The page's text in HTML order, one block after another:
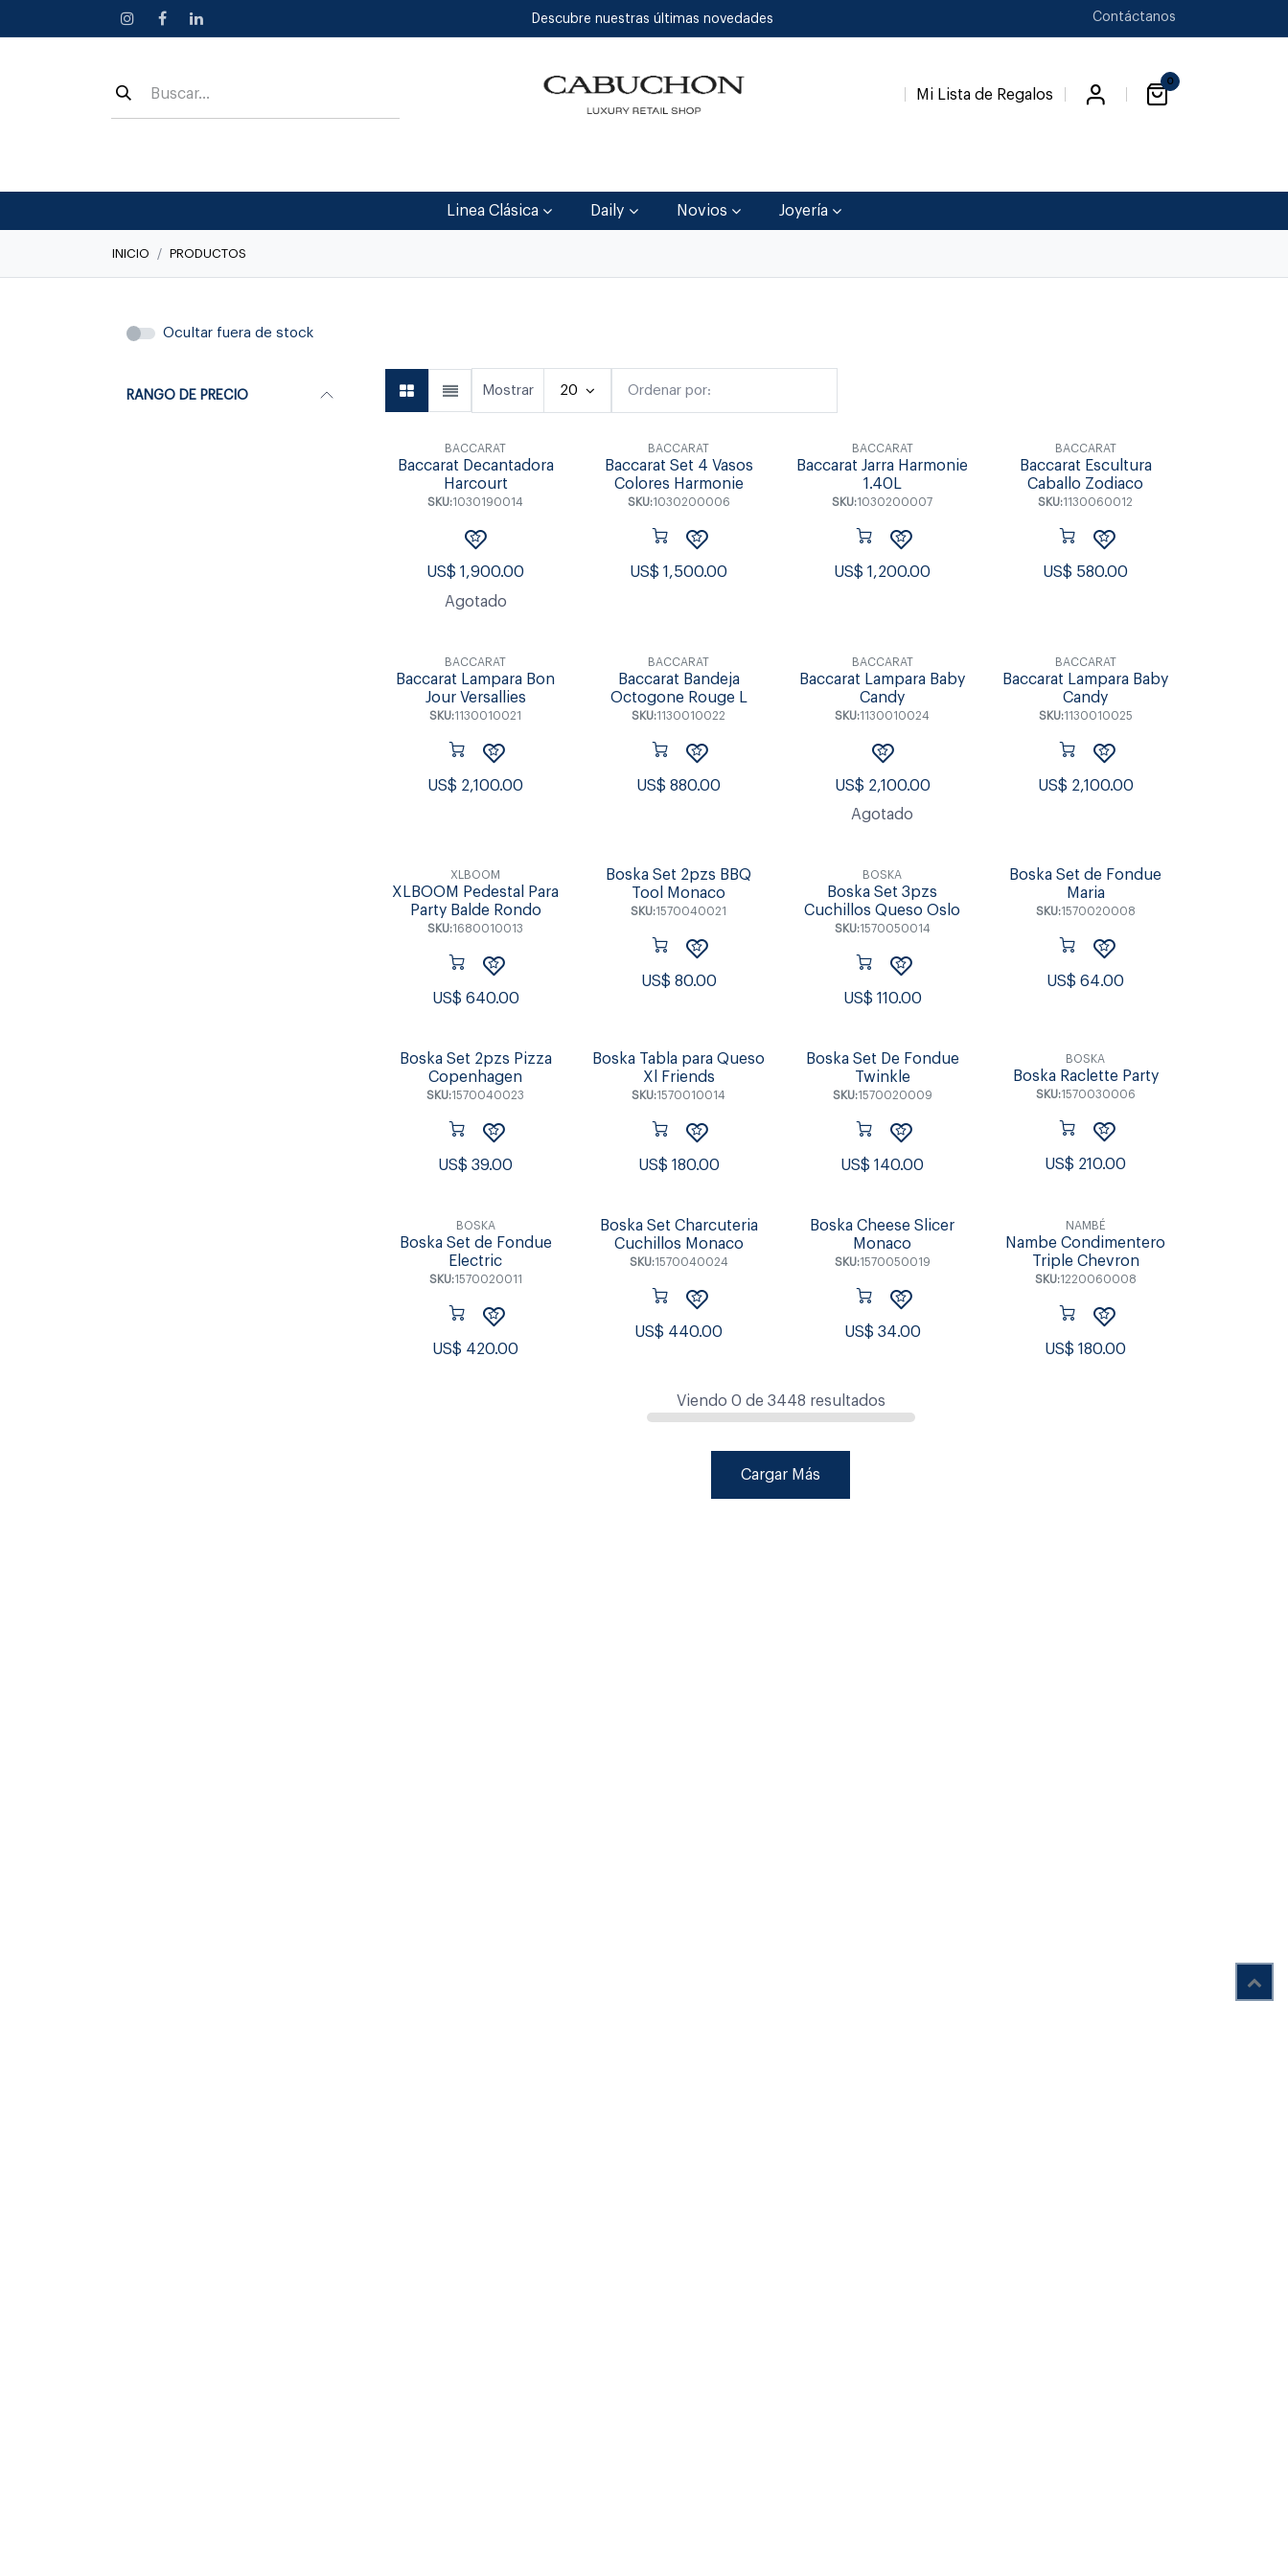
Descubre nuestras últimas novedades Contáctanos
Mi Lista de Regalos
0
Linea Clásica Daily Novios Joyería
INICIO PRODUCTOS
Ocultar fuera de stock
RANGO DE PRECIO Ordenar por:
Mostrar 20
BACCARAT
Baccarat Decantadora
Harcourt
SKU:1030190014
US$1,900.00
Agotado
BACCARAT
Baccarat Set 4 Vasos
Colores Harmonie
SKU:1030200006
US$1,500.00
BACCARAT
Baccarat Jarra Harmonie
1.40L
SKU:1030200007
US$1,200.00
BACCARAT
Baccarat Escultura
Caballo Zodiaco
SKU:1130060012
US$ 580.00
BACCARAT
Baccarat Lampara Bon
Jour Versallies
SKU:1130010021
US$ 2,100.00
BACCARAT
Baccarat Bandeja
Octogone Rouge L
SKU:1130010022
US$880.00
BACCARAT
Baccarat Lampara Baby
Candy
SKU:1130010024
US$ 2,100.00
Agotado
BACCARAT
Baccarat Lampara Baby
Candy
SKU:1130010025
US$ 2,100.00
XLBOOM
XLBOOM Pedestal Para
Party Balde Rondo
SKU:1680010013
US$ 640.00
Boska Set 2pzs BBQ
Tool Monaco
SKU:1570040021
US$ 80.00
BOSKA
Boska Set 3pzs
Cuchillos Queso Oslo
SKU:1570050014
US$ 110.00
Boska Set de Fondue
Maria
SKU:1570020008
US$64.00
Boska Set 2pzs Pizza
Copenhagen
SKU:1570040023
US$39.00
Boska Tabla para Queso
Xl Friends
SKU:1570010014
US$ 180.00
Boska Set De Fondue
Twinkle
SKU:1570020009
US$140.00
BOSKA
Boska Raclette Party
SKU:1570030006
US$ 210.00
BOSKA
Boska Set de Fondue
Electric
SKU:1570020011
US$ 420.00
Boska Set Charcuteria
Cuchillos Monaco
SKU:1570040024
US$ 440.00
Boska Cheese Slicer
Monaco
SKU:1570050019
US$ 34.00
NAMBÉ
Nambe Condimentero
Triple Chevron
SKU:1220060008
US$180.00
Viendo 0 de 3448 resultados
Cargar Más